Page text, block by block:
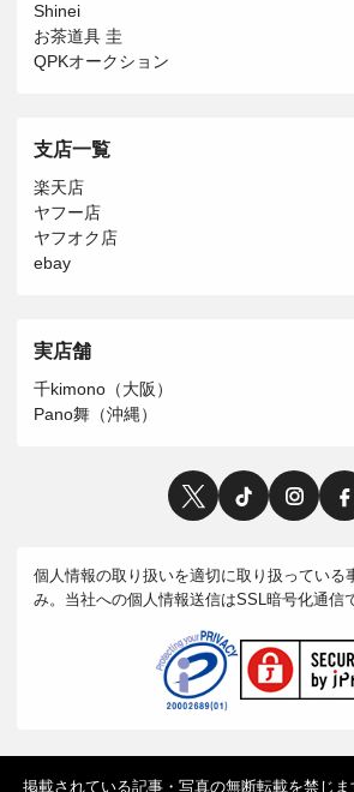
Shinei
お茶道具 圭
QPKオークション
支店一覧
楽天店
ヤフー店
ヤフオク店
ebay
実店舗
千kimono（大阪）
Pano舞（沖縄）
個人情報の取り扱いを適切に取り扱っている
み。当社への個人情報送信はSSL暗号化通信
掲載されている記事・写真の無断転載を禁じ